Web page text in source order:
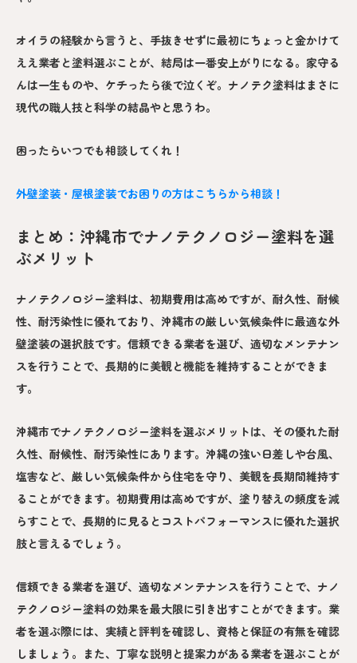
オイラの経験から言うと、手抜きせずに最初にちょっと金かけて
ええ業者と塗料選ぶことが、結局は一番安上がりになる。家守る
んは一生ものや、ケチったら後で泣くぞ。ナノテク塗料はまさに
現代の職人技と科学の結晶やと思うわ。
困ったらいつでも相談してくれ！
外壁塗装・屋根塗装でお困りの方はこちらから相談！
まとめ：沖縄市でナノテクノロジー塗料を選
ぶメリット
ナノテクノロジー塗料は、初期費用は高めですが、耐久性、耐候
性、耐汚染性に優れており、沖縄市の厳しい気候条件に最適な外
壁塗装の選択肢です。信頼できる業者を選び、適切なメンテナン
スを行うことで、長期的に美観と機能を維持することができま
す。
沖縄市でナノテクノロジー塗料を選ぶメリットは、その優れた耐
久性、耐候性、耐汚染性にあります。沖縄の強い日差しや台風、
塩害など、厳しい気候条件から住宅を守り、美観を長期間維持す
ることができます。初期費用は高めですが、塗り替えの頻度を減
らすことで、長期的に見るとコストパフォーマンスに優れた選択
肢と言えるでしょう。
信頼できる業者を選び、適切なメンテナンスを行うことで、ナノ
テクノロジー塗料の効果を最大限に引き出すことができます。業
者を選ぶ際には、実績と評判を確認し、資格と保証の有無を確認
しましょう。また、丁寧な説明と提案力がある業者を選ぶことが